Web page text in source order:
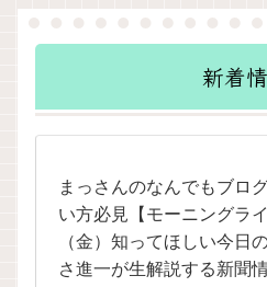
新着
まっさんのなんでもブロ
い方必見【モーニングラ
（金）知ってほしい今日
さ進一が生解説する新聞